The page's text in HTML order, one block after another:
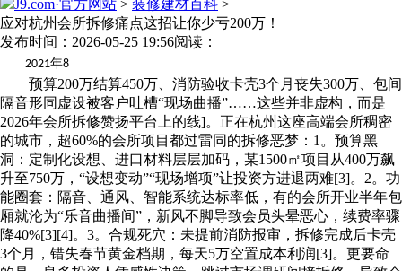
J9.com·官方网站 > 装修建材百科 >
应对杭州会所拆修痛点这招让你少亏200万！
发布时间：2026-05-25 19:56阅读：
2021年8
预算200万结算450万、消防验收卡壳3个月丧失300万、包间
隔音形同虚设被客户吐槽“现场曲播”……这些并非虚构，而是
2026年会所拆修赞扬平台上的线]。正在杭州这座高端会所稠密
的城市，超60%的会所项目都过雷同的拆修恶梦：1。预算黑
洞：定制化设想、进口材料层层加码，某1500㎡项目从400万飙
升至750万，“设想变动”“现场增项”让投资方进退两难[3]。2。功
能圈套：隔音、通风、智能系统达标率低，有的会所开业半年包
厢就沦为“乐音曲播间”，新风不脚导致会员头晕恶心，续费率骤
降40%[3][4]。3。合规死穴：未提前消防报审，拆修完成后卡壳
3个月，错失春节黄金档期，每天5万空置成本利润[3]。更要命